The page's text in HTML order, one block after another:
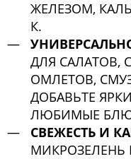
ЖЕЛЕЗОМ,
К.
ДЛЯ САЛАТОВ,
ОМЛЕТОВ,
ДОБАВЬТЕ
ЛЮБИМЫЕ
СВЕЖЕСТЬ И